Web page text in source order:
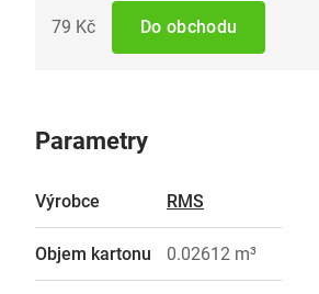
79 Kč Do obchodu
Parametry
Výrobce RMS
Objem kartonu 0.02612 m³